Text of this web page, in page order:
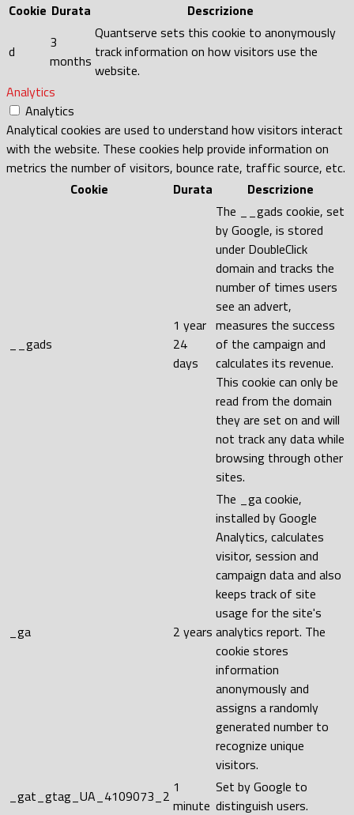
Cookie Durata Descrizione
d
3
months
Quantserve sets this cookie to anonymously
track information on how visitors use the
website.
Analytics
Analytics
Analytical cookies are used to understand how visitors interact
with the website. These cookies help provide information on
metrics the number of visitors, bounce rate, traffic source, etc.
Cookie
Durata Descrizione
__gads
1 year
24
days
The __gads cookie, set
by Google, is stored
under DoubleClick
domain and tracks the
number of times users
see an advert,
measures the success
of the campaign and
calculates its revenue.
This cookie can only be
read from the domain
they are set on and will
not track any data while
browsing through other
sites.
_ga 2 years
The _ga cookie,
installed by Google
Analytics, calculates
visitor, session and
campaign data and also
keeps track of site
usage for the site's
analytics report. The
cookie stores
information
anonymously and
assigns a randomly
generated number to
recognize unique
visitors.
_gat_gtag_UA_4109073_2 1
minute
Set by Google to
distinguish users.